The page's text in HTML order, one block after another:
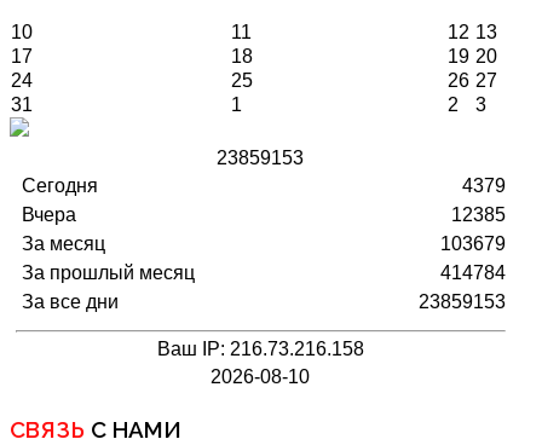
10 11 12 13
17
18 19 20
24
25 26 27
31
1 2 3
23859153
Сегодня
Вчера
За месяц
За прошлый месяц
За все дни
4379
12385
103679
414784
23859153
Ваш IP: 216.73.216.158
2026-08-10
СВЯЗЬ С НАМИ